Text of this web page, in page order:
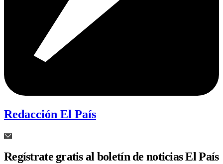
Redacción El País
Regístrate gratis al boletín de noticias El País